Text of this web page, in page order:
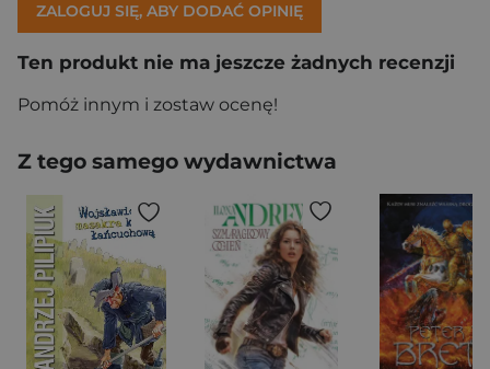
ZALOGUJ SIĘ, ABY DODAĆ OPINIĘ
Ten produkt nie ma jeszcze żadnych recenzji
Pomóż innym i zostaw ocenę!
Z tego samego wydawnictwa